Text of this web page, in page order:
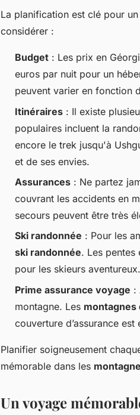
La planification est clé pour un
considérer :
Budget : Les prix en
euros par nuit pour un
peuvent varier en fonction
Itinéraires : Il existe
populaires incluent la
encore le trek jusqu'à
et de ses envies.
Assurances : Ne partez
couvrant les accidents en
secours peuvent être très
Ski randonnée : Pour les
ski randonnée. Les pentes
pour les skieurs aventureux.
Prime assurance voyage :
montagne. Les montagnes
couverture d’assurance est
Planifier soigneusement
mémorable dans les
Un voyage